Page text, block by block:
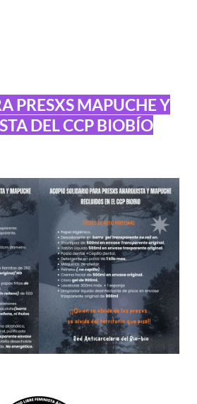
PRESXS MAPUCHE Y
DEL CCP BIOBÍO